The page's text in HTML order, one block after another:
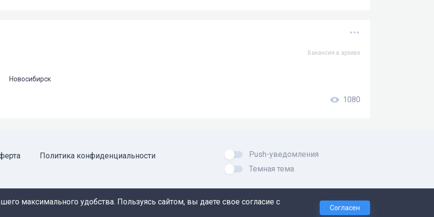
Вакансия в архиве
Новосибирск
1080
Политика конфиденциальности
Push-уведомления
Темная тема
ссылка на источник обязательна.
максимального удобства. Пользуясь сайтом, вы даете свое согласие с
Согласен